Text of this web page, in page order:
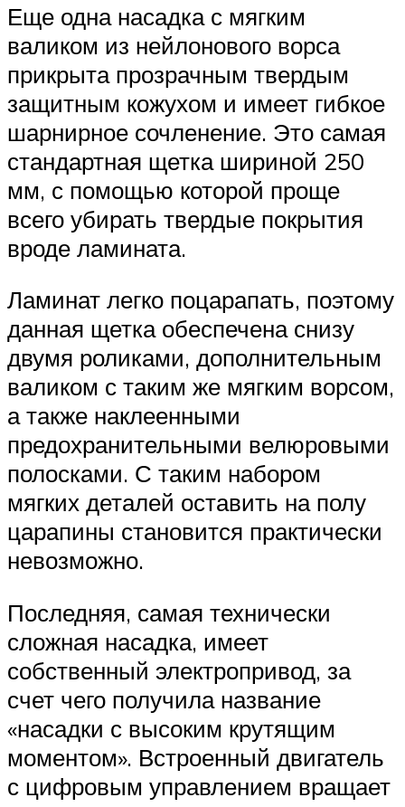
Еще одна насадка с мягким
валиком из нейлонового ворса
прикрыта прозрачным твердым
защитным кожухом и имеет гибкое
шарнирное сочленение. Это самая
стандартная щетка шириной 250
мм, с помощью которой проще
всего убирать твердые покрытия
вроде ламината.
Ламинат легко поцарапать, поэтому
данная щетка обеспечена снизу
двумя роликами, дополнительным
валиком с таким же мягким ворсом,
а также наклеенными
предохранительными велюровыми
полосками. С таким набором
мягких деталей оставить на полу
царапины становится практически
невозможно.
Последняя, самая технически
сложная насадка, имеет
собственный электропривод, за
счет чего получила название
«насадки с высоким крутящим
моментом». Встроенный двигатель
с цифровым управлением вращает